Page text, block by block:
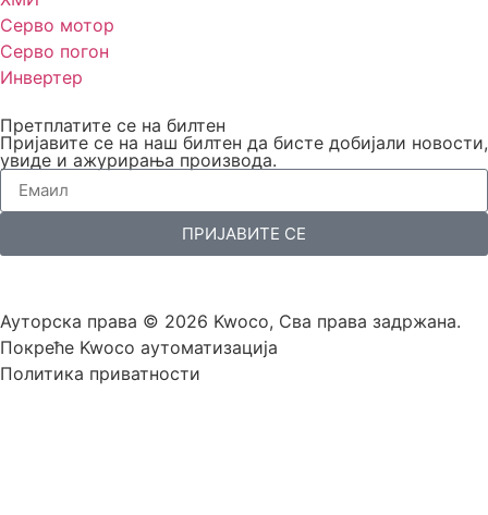
Серво мотор
Серво погон
Инвертер
Претплатите се на билтен
Пријавите се на наш билтен да бисте добијали новости,
увиде и ажурирања производа.
ПРИЈАВИТЕ СЕ
Ауторска права © 2026 Kwoco, Сва права задржана.
Покреће Kwoco аутоматизација
Политика приватности